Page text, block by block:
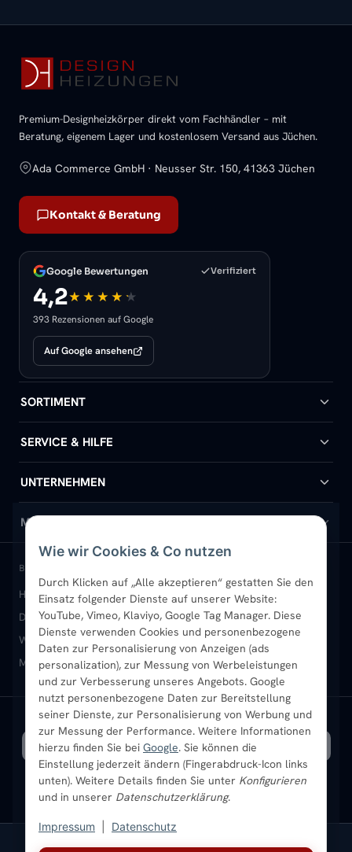
Wie wir Cookies & Co nutzen
Durch Klicken auf „Alle akzeptieren“ gestatten Sie den
Einsatz folgender Dienste auf unserer Website:
YouTube, Vimeo, Klaviyo, Google Tag Manager. Diese
Dienste verwenden Cookies und personenbezogene
Daten zur Personalisierung von Anzeigen (ads
personalization), zur Messung von Werbeleistungen
und zur Verbesserung unseres Angebots. Google
nutzt personenbezogene Daten zur Bereitstellung
seiner Dienste, zur Personalisierung von Werbung und
zur Messung der Performance. Weitere Informationen
hierzu finden Sie bei Google. Sie können die
Einstellung jederzeit ändern (Fingerabdruck-Icon links
unten). Weitere Details finden Sie unter Konfigurieren
und in unserer Datenschutzerklärung.
Impressum Datenschutz
Premium-Designheizkörper direkt vom Fachhändler – mit
Beratung, eigenem Lager und kostenlosem Versand aus Jüchen.
Ada Commerce GmbH · Neusser Str. 150, 41363 Jüchen
Kontakt & Beratung
Google Bewertungen Verifiziert
4,2
393 Rezensionen auf Google
Auf Google ansehen
SORTIMENT
Badheizkörper
Handtuchheizkörper
Design-Heizkörper
Paneelheizkörper
Vertikal-Heizkörper
Heizkörper-Zubehör
SERVICE & HILFE
Hilfe & Kontakt
Versand & Lieferung
Rückgabe & Widerruf
Garantie & Gewährleistung
Montageservice vor Ort
Sendung verfolgen
UNTERNEHMEN
Wir über uns
Standort & Abholung Jüchen
B2B-Kunden
Karriere
Ratgeber
Bestpreisgarantie
MEIN KONTO
Anmelden / Mein Konto
Merkliste
Newsletter
Aktuelle Angebote
BELIEBTE KATEGORIEN
Heizkörper kaufenBadheizkörperHandtuchheizkörper
Design-HeizkörperPaneelheizkörperVertikal-Heizkörper
Wandheizkörper Wohnraum-Heizkörper Badheizkörper Schwarz
Mischbetrieb-HeizkörperHeizkörper-ZubehörAktuelle Angebote
VERSAND MIT